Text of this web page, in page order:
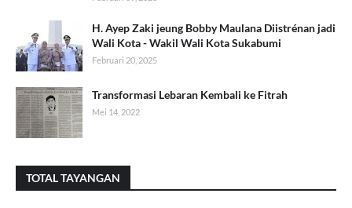
H. Ayep Zaki jeung Bobby Maulana Diistrénan jadi
Wali Kota - Wakil Wali Kota Sukabumi
Februari 20, 2025
Transformasi Lebaran Kembali ke Fitrah
Mei 14, 2022
TOTAL TAYANGAN